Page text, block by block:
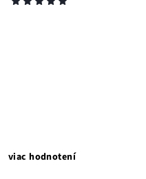
viac hodnotení